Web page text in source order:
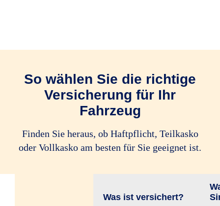
So wählen Sie die richtige
Versicherung für Ihr
Fahrzeug
Finden Sie heraus, ob Haftpflicht, Teilkasko
oder Vollkasko am besten für Sie geeignet ist.
Was ist versichert?